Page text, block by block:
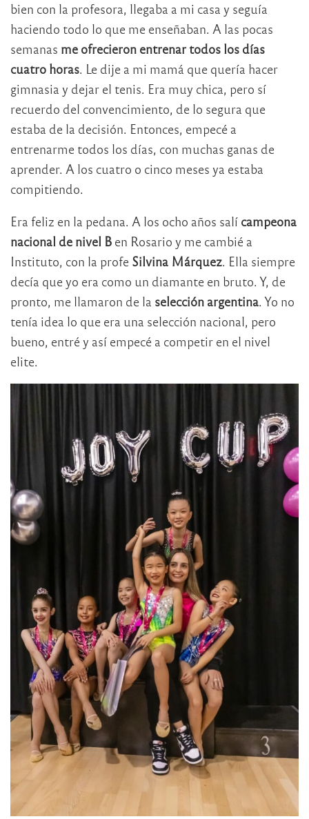
bien con la profesora, llegaba a mi casa y seguía
haciendo todo lo que me enseñaban. A las pocas
semanas me ofrecieron entrenar todos los días
cuatro horas. Le dije a mi mamá que quería hacer
gimnasia y dejar el tenis. Era muy chica, pero sí
recuerdo del convencimiento, de lo segura que
estaba de la decisión. Entonces, empecé a
entrenarme todos los días, con muchas ganas de
aprender. A los cuatro o cinco meses ya estaba
compitiendo.
Era feliz en la pedana. A los ocho años salí campeona
nacional de nivel B en Rosario y me cambié a
Instituto, con la profe Silvina Márquez. Ella siempre
decía que yo era como un diamante en bruto. Y, de
pronto, me llamaron de la selección argentina. Yo no
tenía idea lo que era una selección nacional, pero
bueno, entré y así empecé a competir en el nivel
elite.